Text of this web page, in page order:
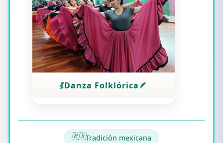
Danza Folklórica
🇲🇽Tradición mexicana